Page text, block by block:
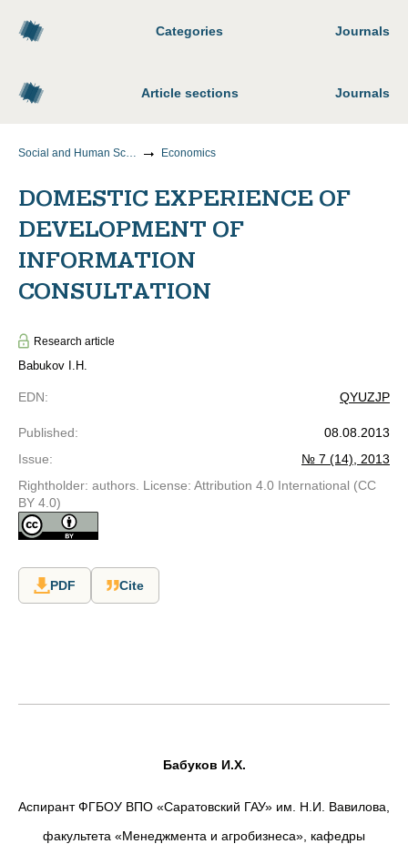
Categories Journals
Article sections Journals
Social and Human Sciences Economics
DOMESTIC EXPERIENCE OF
DEVELOPMENT OF
INFORMATION
CONSULTATION
Research article
Babukov I.H.
EDN: QYUZJP
Published:
08.08.2013
Issue:
№ 7 (14), 2013
Rightholder: authors. License: Attribution 4.0 International (CC
BY 4.0)
PDF Cite
Бабуков И.Х.
Аспирант ФГБОУ ВПО «Саратовский ГАУ» им. Н.И. Вавилова,
факультета «Менеджмента и агробизнеса», кафедры